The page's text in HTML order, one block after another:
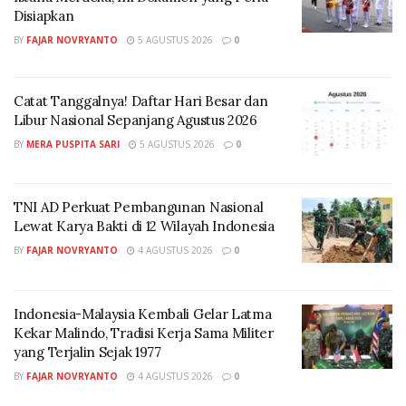
BUMN masih merupakan tantangan besar.
Ia menyebut, antara 2004 hingga 2024, KPK telah
BUMN/BUMD.
Pada tahun 2024 saja, sudah tercatat 38 kasus korupsi
di lingkungan BUMN/BUMD.
Data ini menunjukkan bahwa pengambilan keputusan
bisnis harus didasarkan pada objektivitas dan prinsip
good corporate governance (GCG).
Undang-Undang Perseroan Terbatas (UU PT), yang
menegaskan bahwa pengambilan keputusan oleh
direksi harus bebas dari konflik kepentingan.
Fitroh memberikan contoh mengenai bagaimana
Disiapkan
BY FAJAR NOVRYANTO 5 AGUSTUS 2026 0
Catat Tanggalnya! Daftar Hari Besar dan
Libur Nasional Sepanjang Agustus 2026
BY MERA PUSPITA SARI 5 AGUSTUS 2026 0
TNI AD Perkuat Pembangunan Nasional
Lewat Karya Bakti di 12 Wilayah Indonesia
BY FAJAR NOVRYANTO 4 AGUSTUS 2026 0
Indonesia-Malaysia Kembali Gelar Latma
Kekar Malindo, Tradisi Kerja Sama Militer
yang Terjalin Sejak 1977
BY FAJAR NOVRYANTO 4 AGUSTUS 2026 0